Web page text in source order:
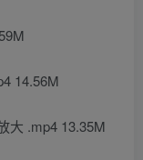
14.56M
大 .mp4 13.35M